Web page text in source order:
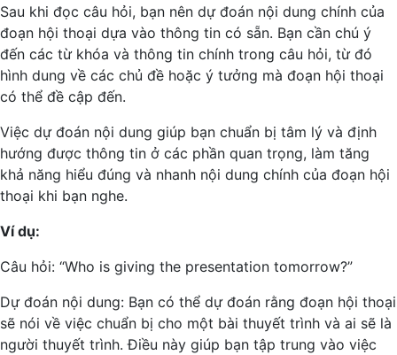
Sau khi đọc câu hỏi, bạn nên dự đoán nội dung chính của
đoạn hội thoại dựa vào thông tin có sẵn. Bạn cần chú ý
đến các từ khóa và thông tin chính trong câu hỏi, từ đó
hình dung về các chủ đề hoặc ý tưởng mà đoạn hội thoại
có thể đề cập đến.
Việc dự đoán nội dung giúp bạn chuẩn bị tâm lý và định
hướng được thông tin ở các phần quan trọng, làm tăng
khả năng hiểu đúng và nhanh nội dung chính của đoạn hội
thoại khi bạn nghe.
Ví dụ:
Câu hỏi: “Who is giving the presentation tomorrow?”
Dự đoán nội dung: Bạn có thể dự đoán rằng đoạn hội thoại
sẽ nói về việc chuẩn bị cho một bài thuyết trình và ai sẽ là
người thuyết trình. Điều này giúp bạn tập trung vào việc